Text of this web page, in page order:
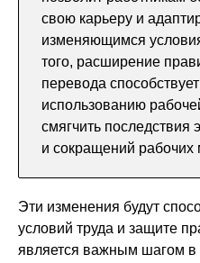
свою карьеру и
изменяющимся
того, расширение
перевода
использованию
смягчить последствия
и сокращений рабочих
Эти изменения будут
условий труда и защите
является важным шагом в